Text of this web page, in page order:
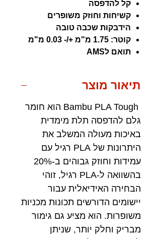
קל להדפסה
קשיחות וחוזק משופרים
הידבקות שכבה טובה
קוטר: 1.75 מ"מ +/- 0.03 מ"מ
תואם לAMS
תיאור מוצר
Bambu PLA Tough הוא חומר
גלם להדפסה תלת מימדית
באיכות מעולה המשלב את
היתרונות של PLA רגיל עם
עמידות וחוזק גבוהים ב-20%
בהשוואה ל-PLA רגיל, זוהי
הבחירה האידיאלית עבור
יישומים הדורשים תכונות מכניות
משופרות. הוא מציע גם גימור
מבריק וחלק יותר, שניתן